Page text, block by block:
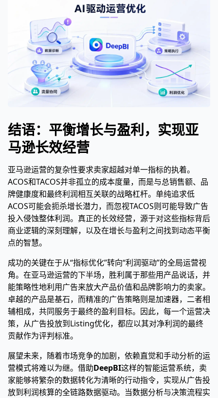
结语：平衡增长与盈利，实现亚
马逊长效经营
亚马逊运营的复杂性要求卖家超越对单一指标的执着。
ACOS和TACOS并非孤立的成本度量，而是与总销售额、品
牌健康度和最终利润相互关联的战略杠杆。单纯追求低
ACOS可能会扼杀增长潜力，而忽视TACOS则可能导致广告
投入侵蚀整体利润。真正的长效经营，源于对这些指标背后
商业逻辑的深刻理解，以及在增长与盈利之间找到动态平衡
点的智慧。
成功的关键在于从“指标优化”转向“利润驱动”的全局运营视
角。在亚马逊运营的下半场，胜利属于那些用产品说话，并
能策略性地利用广告来放大产品价值和品牌影响力的卖家。
卓越的产品是基石，而精准的广告策略则是加速器，二者相
辅相成，共同服务于最终的盈利目标。因此，每一个运营决
策，从广告投放到Listing优化，都应以其对净利润的最终
贡献作为评判标准。
展望未来，随着市场竞争的加剧，依赖直觉和手动分析的运
营模式将难以为继。借助DeepBI这样的智能运营系统，卖
家能够将繁杂的数据转化为清晰的行动指令，实现从广告投
放到利润核算的全链路数据驱动。当数据分析与决策流程实